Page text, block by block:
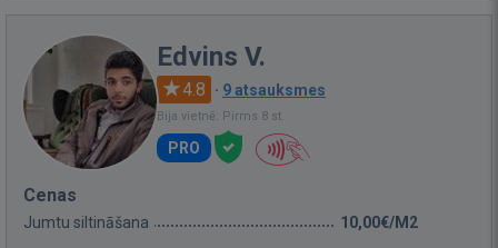
Edvins V.
4.8 · 9 atsauksmes
Bija vietnē: Pirms 8 st.
PRO
Cenas
Jumtu siltināšana 10,00€/M2